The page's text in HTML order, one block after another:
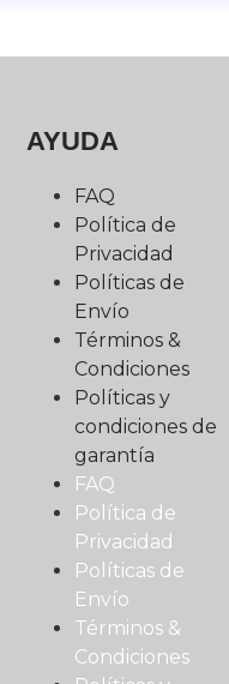
AYUDA
FAQ
Política de
Privacidad
Políticas de
Envío
Términos &
Condiciones
Políticas y
condiciones de
garantía
FAQ
Política de
Privacidad
Políticas de
Envío
Términos &
Condiciones